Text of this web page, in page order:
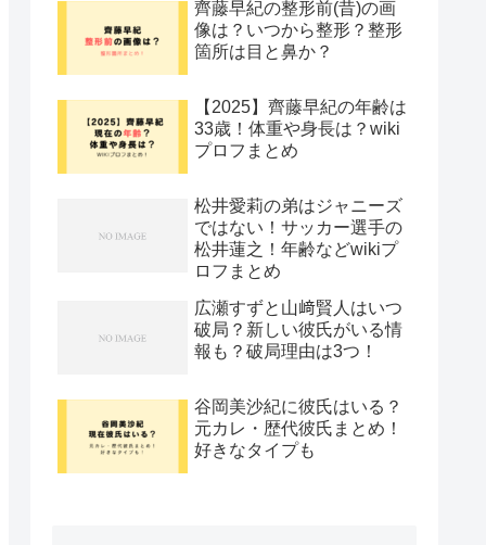
齊藤早紀の整形前(昔)の画
像は？いつから整形？整形
箇所は目と鼻か？
【2025】齊藤早紀の年齢は
33歳！体重や身長は？wiki
プロフまとめ
松井愛莉の弟はジャニーズ
ではない！サッカー選手の
松井蓮之！年齢などwikiプ
ロフまとめ
広瀬すずと山﨑賢人はいつ
破局？新しい彼氏がいる情
報も？破局理由は3つ！
谷岡美沙紀に彼氏はいる？
元カレ・歴代彼氏まとめ！
好きなタイプも